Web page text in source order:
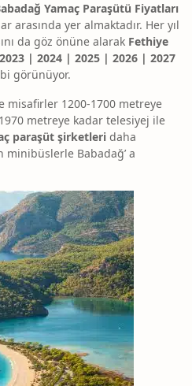
Yamaç Paraşütü Fiyatları
arasında yer almaktadır. Her yıl
da göz önüne alarak Fethiye
| 2024 | 2025 | 2026 | 2027
görünüyor.
misafirler 1200-1700 metreye
metreye kadar telesiyej ile
paraşüt şirketleri daha
minibüslerle Babadağ’ a